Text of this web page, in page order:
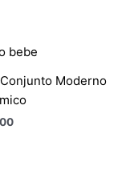
Moderno